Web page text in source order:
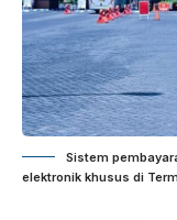
Sistem
elektronik khusus di